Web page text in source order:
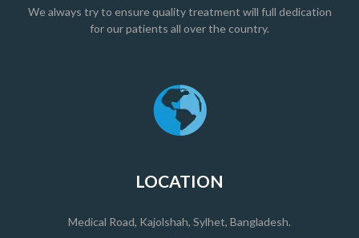
We always try to ensure quality treatment will full dedication
for our patients all over the country.
LOCATION
Medical Road, Kajolshah, Sylhet, Bangladesh.